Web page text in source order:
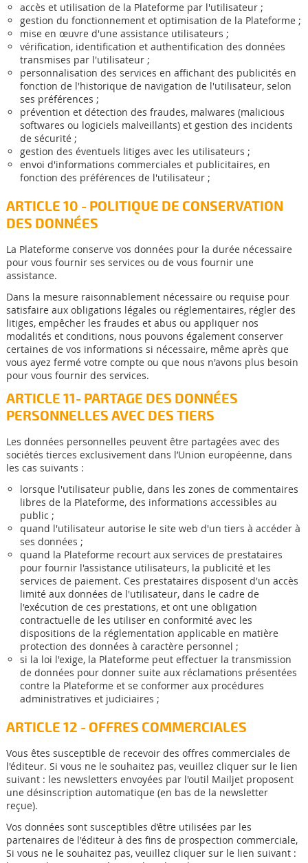
accès et utilisation de la Plateforme par l'utilisateur ;
gestion du fonctionnement et optimisation de la Plateforme ;
mise en œuvre d'une assistance utilisateurs ;
vérification, identification et authentification des données
transmises par l'utilisateur ;
personnalisation des services en affichant des publicités en
fonction de l'historique de navigation de l'utilisateur, selon
ses préférences ;
prévention et détection des fraudes, malwares (malicious
softwares ou logiciels malveillants) et gestion des incidents
de sécurité ;
gestion des éventuels litiges avec les utilisateurs ;
envoi d'informations commerciales et publicitaires, en
fonction des préférences de l'utilisateur ;
ARTICLE 10 - POLITIQUE DE CONSERVATION
DES DONNÉES
La Plateforme conserve vos données pour la durée nécessaire
pour vous fournir ses services ou de vous fournir une
assistance.
Dans la mesure raisonnablement nécessaire ou requise pour
satisfaire aux obligations légales ou réglementaires, régler des
litiges, empêcher les fraudes et abus ou appliquer nos
modalités et conditions, nous pouvons également conserver
certaines de vos informations si nécessaire, même après que
vous ayez fermé votre compte ou que nous n'avons plus besoin
pour vous fournir des services.
ARTICLE 11- PARTAGE DES DONNÉES
PERSONNELLES AVEC DES TIERS
Les données personnelles peuvent être partagées avec des
sociétés tierces exclusivement dans l’Union européenne, dans
les cas suivants :
lorsque l'utilisateur publie, dans les zones de commentaires
libres de la Plateforme, des informations accessibles au
public ;
quand l'utilisateur autorise le site web d'un tiers à accéder à
ses données ;
quand la Plateforme recourt aux services de prestataires
pour fournir l'assistance utilisateurs, la publicité et les
services de paiement. Ces prestataires disposent d'un accès
limité aux données de l'utilisateur, dans le cadre de
l'exécution de ces prestations, et ont une obligation
contractuelle de les utiliser en conformité avec les
dispositions de la réglementation applicable en matière
protection des données à caractère personnel ;
si la loi l'exige, la Plateforme peut effectuer la transmission
de données pour donner suite aux réclamations présentées
contre la Plateforme et se conformer aux procédures
administratives et judiciaires ;
ARTICLE 12 - OFFRES COMMERCIALES
Vous êtes susceptible de recevoir des offres commerciales de
l'éditeur. Si vous ne le souhaitez pas, veuillez cliquer sur le lien
suivant : les newsletters envoyées par l'outil Mailjet proposent
une désinscription automatique (en bas de la newsletter
reçue).
Vos données sont susceptibles d’être utilisées par les
partenaires de l'éditeur à des fins de prospection commerciale,
Si vous ne le souhaitez pas, veuillez cliquer sur le lien suivant :